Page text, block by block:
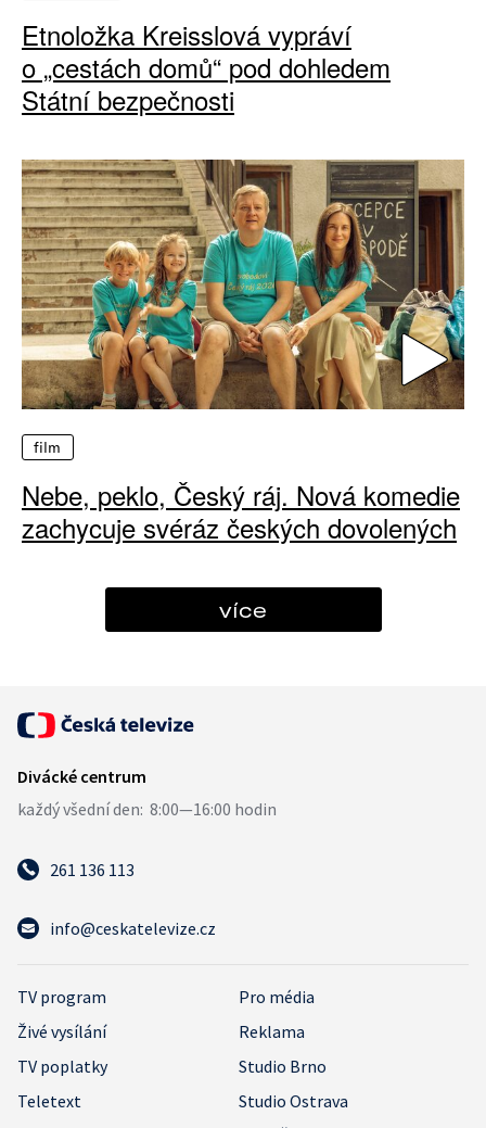
Etnoložka Kreisslová vypráví
o „cestách domů“ pod dohledem
Státní bezpečnosti
film
Nebe, peklo, Český ráj. Nová komedie
zachycuje svéráz českých dovolených
více
261 136 113
info@ceskatelevize.cz
TV program
Pro média
Živé vysílání
Reklama
TV poplatky
Studio Brno
Teletext
Studio Ostrava